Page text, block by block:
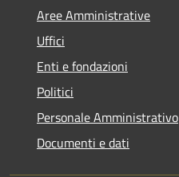
Aree Amministrative
Uffici
Enti e fondazioni
Politici
Personale Amministrativo
Documenti e dati